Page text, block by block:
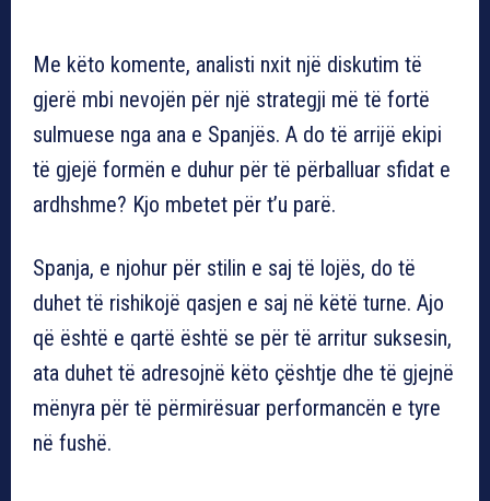
Me këto komente, analisti nxit një diskutim të
gjerë mbi nevojën për një strategji më të fortë
sulmuese nga ana e Spanjës. A do të arrijë ekipi
të gjejë formën e duhur për të përballuar sfidat e
ardhshme? Kjo mbetet për t’u parë.
Spanja, e njohur për stilin e saj të lojës, do të
duhet të rishikojë qasjen e saj në këtë turne. Ajo
që është e qartë është se për të arritur suksesin,
ata duhet të adresojnë këto çështje dhe të gjejnë
mënyra për të përmirësuar performancën e tyre
në fushë.